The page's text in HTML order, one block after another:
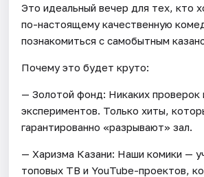
Это идеальный вечер для тех, кто
по-настоящему качественную
познакомиться с самобытным
Почему это будет круто:
— Золотой фонд: Никаких проверок
экспериментов. Только хиты,
гарантированно «разрывают» зал.
— Харизма Казани: Наши комики —
топовых ТВ и YouTube-проектов,